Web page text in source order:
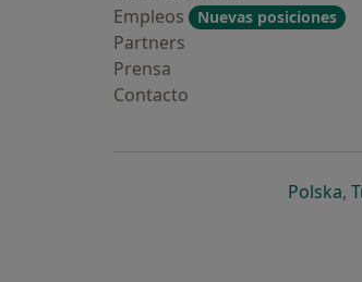
Empleos
Nuevas posiciones
Partners
Prensa
Contacto
Polska,